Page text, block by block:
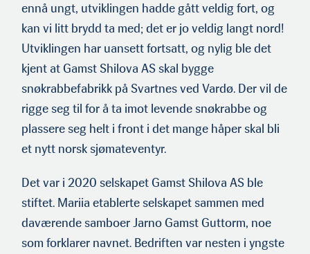
ennå ungt, utviklingen hadde gått veldig fort, og
kan vi litt brydd ta med; det er jo veldig langt nord!
Utviklingen har uansett fortsatt, og nylig ble det
kjent at Gamst Shilova AS skal bygge
snøkrabbefabrikk på Svartnes ved Vardø. Der vil de
rigge seg til for å ta imot levende snøkrabbe og
plassere seg helt i front i det mange håper skal bli
et nytt norsk sjømateventyr.
Det var i 2020 selskapet Gamst Shilova AS ble
stiftet. Mariia etablerte selskapet sammen med
daværende samboer Jarno Gamst Guttorm, noe
som forklarer navnet. Bedriften var nesten i yngste